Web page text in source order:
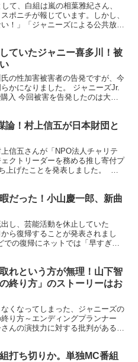
て、白組は嵐の相葉雅紀さん、
ポニチが報じています。しかし、
！」「ジャニーズによる公共放送
ていたジャニー喜多川！被
の性加害被害者の告発ですが、今
かになりました。 ジャニーズJr.
入 今回被害を告発したのは大島
論！村上信五が日本財団と
信五さんが「NPO法人チャリテ
クトリーダーを務める推し寄付プ
上げたことを発表しました。 こ
だった！小山慶一郎、新曲
し、芸能活動を休止していた
ら復帰することが発表されまし
での復帰にネットでは「早すぎ
れという方が無理！山下智
終り方」のストーリーはお
くなってしまった、ジャニーズの
り方～エンディングプランナー
んの演技力に対する批判がある一
打ち切りか。単独MC番組